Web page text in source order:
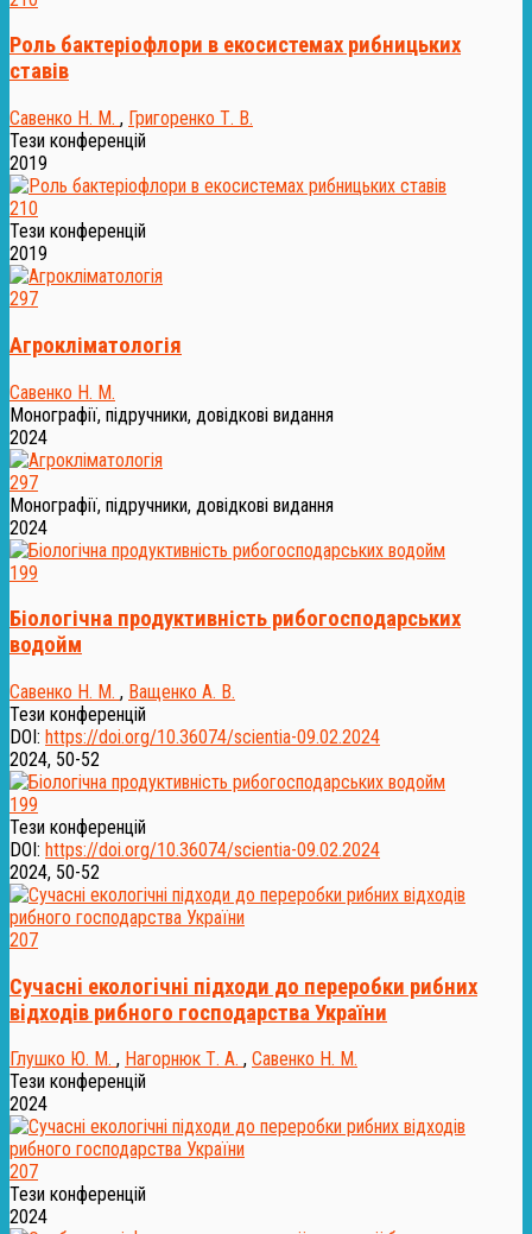
Роль бактеріофлори в екосистемах рибницьких
ставів
Савенко Н. М. , Григоренко Т. В.
Тези конференцій
2019
210
Тези конференцій
2019
297
Агрокліматологія
Савенко Н. М.
Монографії, підручники, довідкові видання
2024
297
Монографії, підручники, довідкові видання
2024
199
Біологічна продуктивність рибогосподарських
водойм
Савенко Н. М. , Ващенко А. В.
Тези конференцій
DOI: https://doi.org/10.36074/scientia-09.02.2024
2024, 50-52
199
Тези конференцій
DOI: https://doi.org/10.36074/scientia-09.02.2024
2024, 50-52
207
Сучаснi екологiчнi пiдходи до переробки рибних
вiдходiв рибного господарства України
Глушко Ю. М. , Нагорнюк Т. А. , Савенко Н. М.
Тези конференцій
2024
207
Тези конференцій
2024